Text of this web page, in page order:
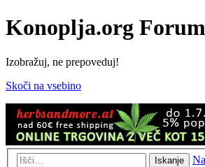
Konoplja.org Forum
Izobražuj, ne prepoveduj!
Skoči na vsebino
Iskanje